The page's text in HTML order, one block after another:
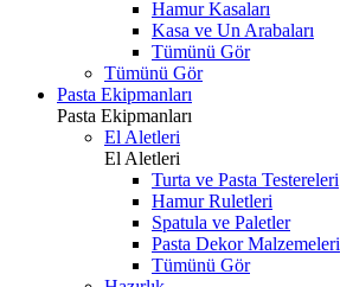
Hamur Kasaları
Kasa ve Un Arabaları
Tümünü Gör
Tümünü Gör
Pasta Ekipmanları
Pasta Ekipmanları
El Aletleri
El Aletleri
Turta ve Pasta Testereleri
Hamur Ruletleri
Spatula ve Paletler
Pasta Dekor Malzemeleri
Tümünü Gör